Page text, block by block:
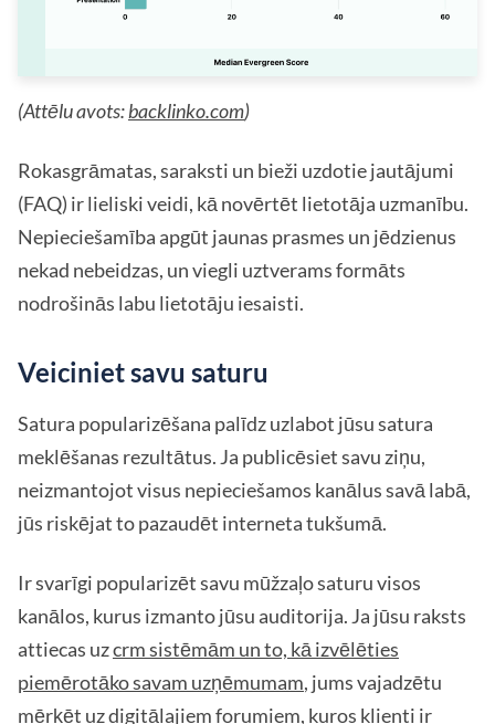
(Attēlu avots:backlinko.com)
Rokasgrāmatas, saraksti un bieži uzdotie jautājumi
(FAQ) ir lieliski veidi, kā novērtēt lietotāja uzmanību.
Nepieciešamība apgūt jaunas prasmes un jēdzienus
nekad nebeidzas, un viegli uztverams formāts
nodrošinās labu lietotāju iesaisti.
Veiciniet savu saturu
Satura popularizēšana palīdz uzlabot jūsu satura
meklēšanas rezultātus. Ja publicēsiet savu ziņu,
neizmantojot visus nepieciešamos kanālus savā labā,
jūs riskējat to pazaudēt interneta tukšumā.
Ir svarīgi popularizēt savu mūžzaļo saturu visos
kanālos, kurus izmanto jūsu auditorija. Ja jūsu raksts
attiecas uzcrm sistēmām un to, kā izvēlēties
piemērotāko savam uzņēmumam, jums vajadzētu
mērķēt uz digitālajiem forumiem, kuros klienti ir